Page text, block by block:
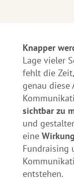
Knapper
Lage vieler
fehlt die
genau diese
sichtbar zu
und
eine
Fundraising
entstehen.